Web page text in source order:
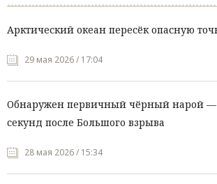
Арктический океан пересёк опасную
29 мая 2026 / 17:04
Обнаружен первичный чёрный нарой —
секунд после Большого взрыва
28 мая 2026 / 15:34